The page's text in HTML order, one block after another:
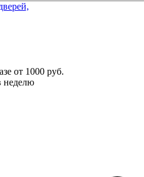
от 1000 руб.
неделю